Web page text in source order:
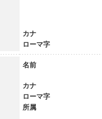
カナ
ローマ字
名前
カナ
ローマ字
所属